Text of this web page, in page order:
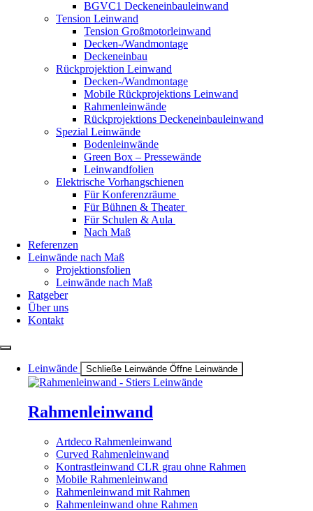
BGVC1 Deckeneinbauleinwand
Tension Leinwand
Tension Großmotorleinwand
Decken-/Wandmontage
Deckeneinbau
Rückprojektion Leinwand
Decken-/Wandmontage
Mobile Rückprojektions Leinwand
Rahmenleinwände
Rückprojektions Deckeneinbauleinwand
Spezial Leinwände
Bodenleinwände
Green Box – Pressewände
Leinwandfolien
Elektrische Vorhangschienen
Für Konferenzräume
Für Bühnen & Theater
Für Schulen & Aula
Nach Maß
Referenzen
Leinwände nach Maß
Projektionsfolien
Leinwände nach Maß
Ratgeber
Über uns
Kontakt
Leinwände Schließe Leinwände Öffne Leinwände
Rahmenleinwand
Artdeco Rahmenleinwand
Curved Rahmenleinwand
Kontrastleinwand CLR grau ohne Rahmen
Mobile Rahmenleinwand
Rahmenleinwand mit Rahmen
Rahmenleinwand ohne Rahmen